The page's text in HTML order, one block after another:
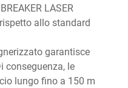
LASER
allo standard
garantisce
conseguenza, le
lungo fino a 150 m